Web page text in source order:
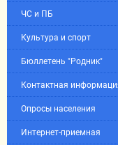
ЧС и ПБ
Культура и спорт
Бюллетень "Родник"
Контактная
Опросы населения
Интернет-приемная